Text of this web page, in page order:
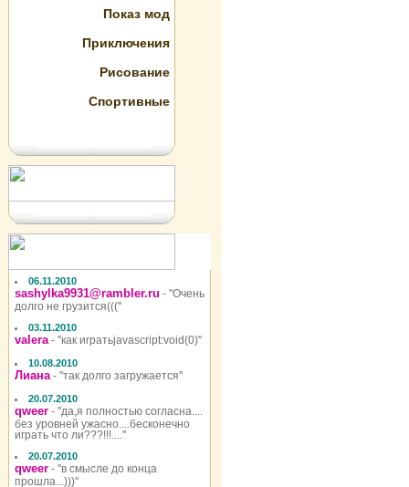
Показ мод
Приключения
Рисование
Спортивные
06.11.2010
sashylka9931@rambler.ru - ''Очень
долго не грузится(((''
03.11.2010
valera- ''как игратьjavascript:void(0)''
10.08.2010
Лиана- ''так долго загружается''
20.07.2010
qweer - ''да,я полностью согласна....
без уровней ужасно....бесконечно
играть что ли???!!!....''
20.07.2010
qweer - ''в смысле до конца
прошла...)))''